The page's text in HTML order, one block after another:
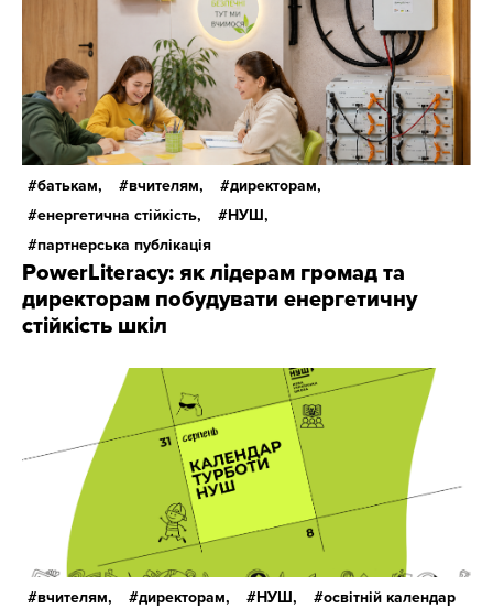
батькам, вчителям,
директорам,
енергетична стійкість,
НУШ,
партнерська публікація
PowerLiteracy: як лідерам громад та
директорам побудувати енергетичну
стійкість шкіл
вчителям, директорам, НУШ, освітній календар